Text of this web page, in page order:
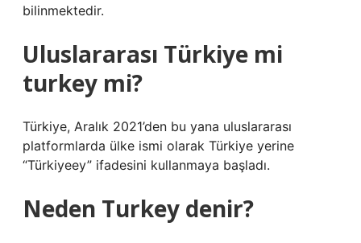
bilinmektedir.
Uluslararası Türkiye mi
turkey mi?
Türkiye, Aralık 2021’den bu yana uluslararası
platformlarda ülke ismi olarak Türkiye yerine
“Türkiyeey” ifadesini kullanmaya başladı.
Neden Turkey denir?